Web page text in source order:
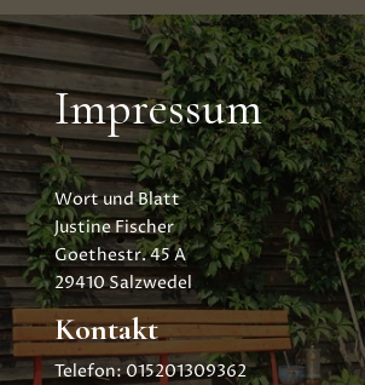
Impressum
Wort und Blatt
Justine Fischer
Goethestr. 45 A
29410 Salzwedel
Kontakt
Telefon: 015201309362